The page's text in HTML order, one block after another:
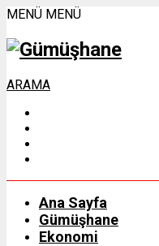
MENÜ MENÜ
ARAMA
Ana Sayfa
Gümüşhane
Ekonomi